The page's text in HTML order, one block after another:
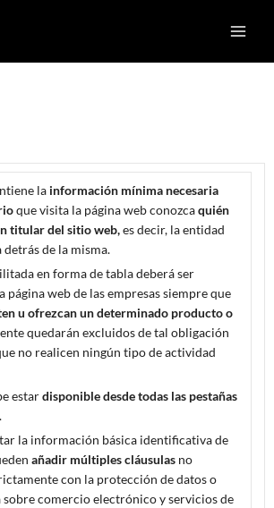
la información mínima necesaria
que visita la página web conozcaquién
titular del sitio web,es decir, la entidad
detrás de la misma.
en forma de tabla deberá ser
página web de las empresas siempre que
u ofrezcan un determinado producto o
quedarán excluidos de tal obligación
no realicen ningún tipo de actividad
estardisponible desde todas las pestañas
la información básica identificativa de
añadir múltiples cláusulas no
con la protección de datos o
comercio electrónico y servicios de